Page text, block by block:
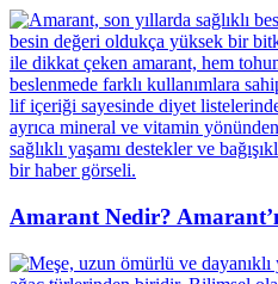
Amarant Nedir?